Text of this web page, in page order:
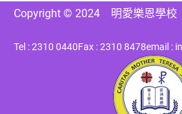
Copyright © 2024 明愛樂恩學校
Tel : 2310 0440Fax : 2310 8478email :